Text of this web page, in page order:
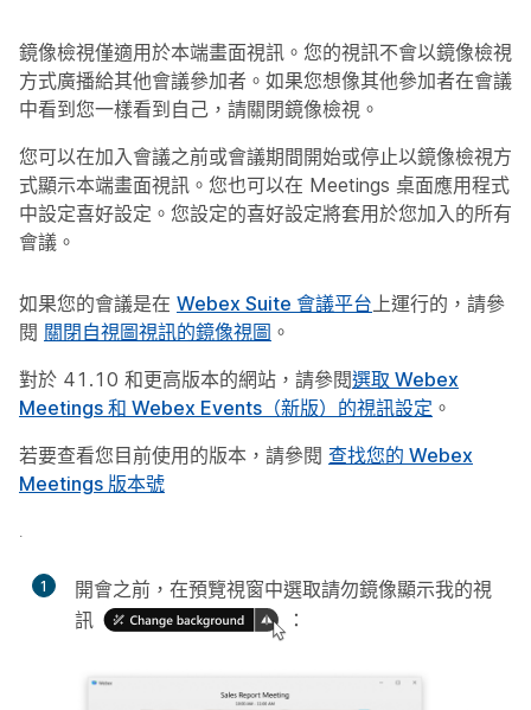
鏡像檢視僅適用於本端畫面視訊。您的視訊不會以鏡像檢視
方式廣播給其他會議參加者。如果您想像其他參加者在會議
中看到您一樣看到自己，請關閉鏡像檢視。
您可以在加入會議之前或會議期間開始或停止以鏡像檢視方
式顯示本端畫面視訊。您也可以在 Meetings 桌面應用程式
中設定喜好設定。您設定的喜好設定將套用於您加入的所有
會議。
如果您的會議是在 Webex Suite 會議平台上運行的，請參
閱 關閉自視圖視訊的鏡像視圖 。
對於 41.10 和更高版本的網站，請參閱選取 Webex
Meetings 和 Webex Events（新版）的視訊設定 。
若要查看您目前使用的版本，請參閱 查找您的 Webex
Meetings 版本號
1 開會之前，在預覽視窗中選取請勿鏡像顯示我的視
訊
：